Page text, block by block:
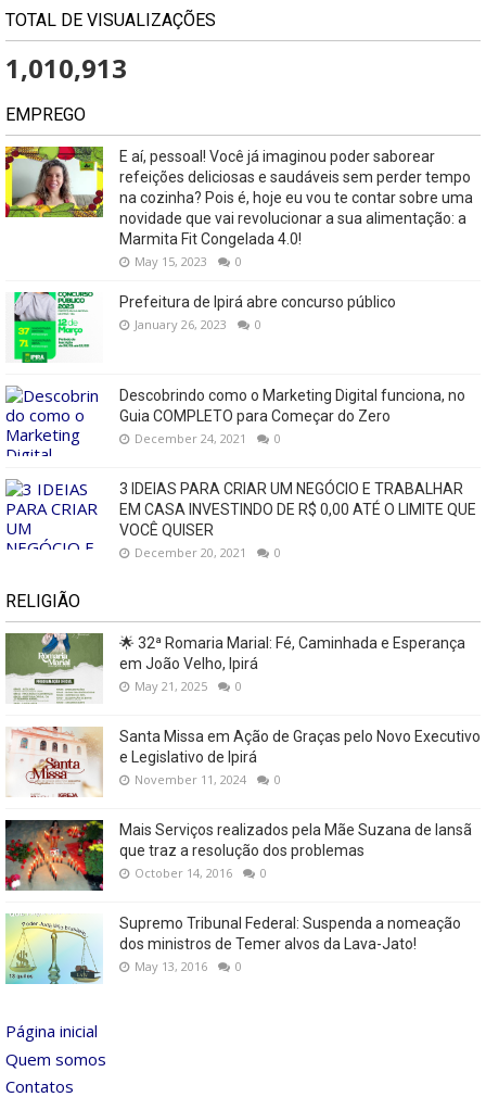
TOTAL DE VISUALIZAÇÕES
1,010,913
EMPREGO
E aí, pessoal! Você já imaginou poder saborear
refeições deliciosas e saudáveis ​​sem perder tempo
na cozinha? Pois é, hoje eu vou te contar sobre uma
novidade que vai revolucionar a sua alimentação: a
Marmita Fit Congelada 4.0!
May 15, 2023 0
Prefeitura de Ipirá abre concurso público
January 26, 2023 0
Descobrindo como o Marketing Digital funciona, no
Guia COMPLETO para Começar do Zero
December 24, 2021 0
3 IDEIAS PARA CRIAR UM NEGÓCIO E TRABALHAR
EM CASA INVESTINDO DE R$ 0,00 ATÉ O LIMITE QUE
VOCÊ QUISER
December 20, 2021 0
RELIGIÃO
🌟 32ª Romaria Marial: Fé, Caminhada e Esperança
em João Velho, Ipirá
May 21, 2025 0
Santa Missa em Ação de Graças pelo Novo Executivo
e Legislativo de Ipirá
November 11, 2024 0
Mais Serviços realizados pela Mãe Suzana de Iansã
que traz a resolução dos problemas
October 14, 2016 0
Supremo Tribunal Federal: Suspenda a nomeação
dos ministros de Temer alvos da Lava-Jato!
May 13, 2016 0
Página inicial
Quem somos
Contatos